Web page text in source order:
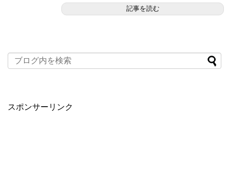
記事を読む
スポンサーリンク